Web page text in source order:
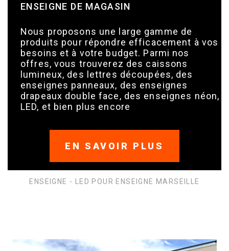
ENSEIGNE DE MAGASIN
Nous proposons une large gamme de
produits pour répondre efficacement à vos
besoins et à votre budget. Parmi nos
offres, vous trouverez des caissons
lumineux, des lettres découpées, des
enseignes panneaux, des enseignes
drapeaux double face, des enseignes néon,
LED, et bien plus encore
EN SAVOIR PLUS
ENSEIGNE - LED POUR ENSEIGNE MARSEILLE